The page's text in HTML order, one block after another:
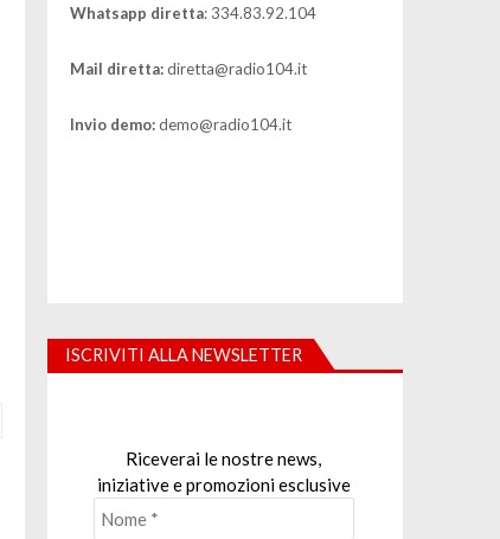
Whatsapp diretta: 334.83.92.104
Mail diretta:diretta@radio104.it
Invio demo:demo@radio104.it
ISCRIVITI ALLA NEWSLETTER
Riceverai le nostre news,
iniziative e promozioni esclusive